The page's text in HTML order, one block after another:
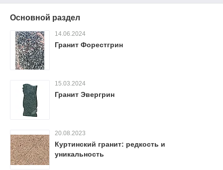
Основной раздел
14.06.2024
Гранит Форестгрин
15.03.2024
Гранит Эвергрин
20.08.2023
Куртинский гранит: редкость и
уникальность